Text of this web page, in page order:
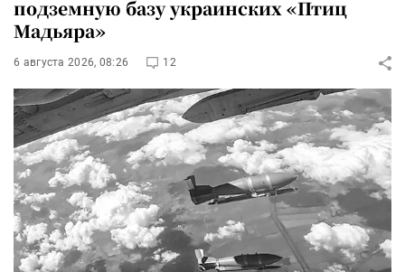
подземную базу украинских «Птиц
Мадьяра»
6 августа 2026, 08:26 12